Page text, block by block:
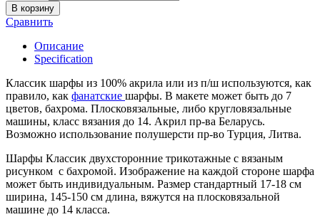
В корзину
Сравнить
Описание
Specification
Классик шарфы из 100% акрила или из п/ш используются, как
правило, как фанатские шарфы. В макете может быть до 7
цветов, бахрома. Плосковязальные, либо кругловязальные
машины, класс вязания до 14. Акрил пр-ва Беларусь.
Возможно использование полушерсти пр-во Турция, Литва.
Шарфы Классик двухсторонние трикотажные с вязаным
рисунком с бахромой. Изображение на каждой стороне шарфа
может быть индивидуальным. Размер стандартный 17-18 см
ширина, 145-150 см длина, вяжутся на плосковязальной
машине до 14 класса.